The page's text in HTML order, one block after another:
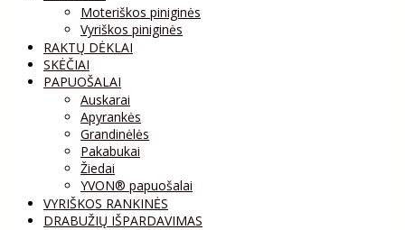
Moteriškos piniginės
Vyriškos piniginės
RAKTŲ DĖKLAI
SKĖČIAI
PAPUOŠALAI
Auskarai
Apyrankės
Grandinėlės
Pakabukai
Žiedai
YVON® papuošalai
VYRIŠKOS RANKINĖS
DRABUŽIŲ IŠPARDAVIMAS